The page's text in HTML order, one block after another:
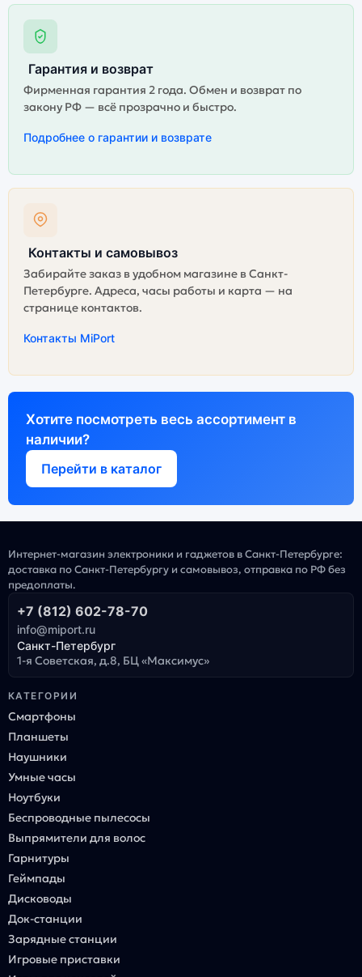
Гарантия и возврат
Фирменная гарантия 2 года. Обмен и возврат по
закону РФ — всё прозрачно и быстро.
Подробнее о гарантии и возврате
Контакты и самовывоз
Забирайте заказ в удобном магазине в Санкт-
Петербурге. Адреса, часы работы и карта — на
странице контактов.
Контакты MiPort
Хотите посмотреть весь ассортимент в
наличии?
Перейти в каталог
Интернет-магазин электроники и гаджетов в Санкт-Петербурге:
доставка по Санкт-Петербургу и самовывоз, отправка по РФ без
предоплаты.
+7 (812) 602-78-70
info@miport.ru
Санкт-Петербург
1-я Советская, д.8, БЦ «Максимус»
КАТЕГОРИИ
Смартфоны
Планшеты
Наушники
Умные часы
Ноутбуки
Беспроводные пылесосы
Выпрямители для волос
Гарнитуры
Геймпады
Дисководы
Док-станции
Зарядные станции
Игровые приставки